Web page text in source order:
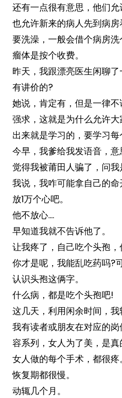
还有一点很有意思，他们允
也允许新来的病人先到病
要洗澡，一般会借个病房洗
瘤体是按个收费。
昨天，我跟漂亮医生闲聊
有讲价的?
她说，肯定有，但是一律
强求，这就是为什么允许大
出来就是学习的，要学习
今早，我爹给我发语音，
觉得我被莆田人骗了，问
我说，我咋可能拿自己的
放1万个心吧。
他不放心….
早知道我就不告诉他了。
让我疼了，自己吃个头孢，
你才是呢，我能乱吃药吗?
认识头孢这俩字。
什么病，都是吃个头孢吧!
这几天，利用闲余时间，
我有读者或朋友在对应的
容系列，女人为了美，是真
女人做的每个手术，都很疼。
恢复期都很慢。
动辄几个月。